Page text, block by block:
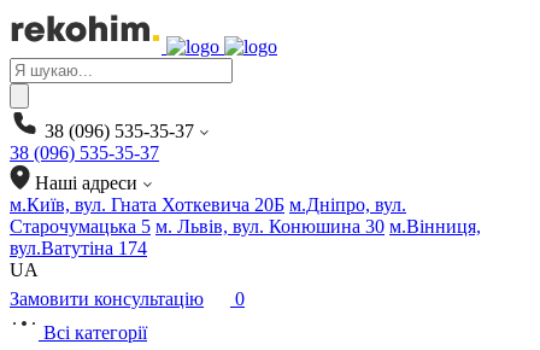
Products
search
38 (096) 535-35-37
38 (096) 535-35-37
Наші адреси
м.Київ, вул. Гната Хоткевича 20Б м.Дніпро, вул.
Старочумацька 5 м. Львів, вул. Конюшина 30 м.Вінниця,
вул.Ватутіна 174
UA
Замовити консультацію
0
Всі категорії